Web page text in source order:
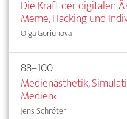
Die Kraft der digitalen
Meme, Hacking und
Olga Goriunova
88–100
Medienästhetik,
Medien‹
Jens Schröter